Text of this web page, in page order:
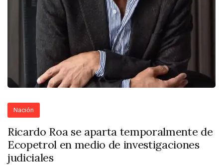
Nación
Ricardo Roa se aparta temporalmente de
Ecopetrol en medio de investigaciones
judiciales